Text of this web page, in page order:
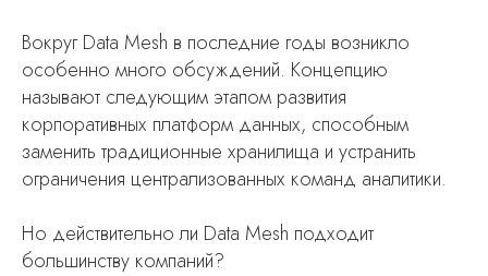
Вокруг Data Mesh в последние годы возникло
особенно много обсуждений. Концепцию
называют следующим этапом развития
корпоративных платформ данных, способным
заменить традиционные хранилища и устранить
ограничения централизованных команд аналитики.
Но действительно ли Data Mesh подходит
большинству компаний?